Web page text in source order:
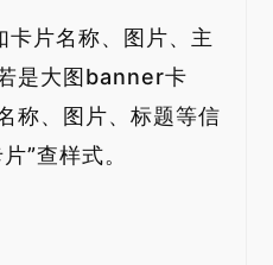
片名称、图片、主
是大图banner卡
称、图片、标题等信
”查样式。